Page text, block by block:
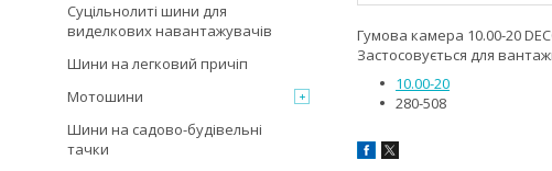
Гумова камера 10.00-20
Застосовується для
10.00-20
280-508
Суцільнолиті шини для
виделкових навантажувачів
Шини на легковий причіп
Мотошини
Шини на садово-будівельні
тачки